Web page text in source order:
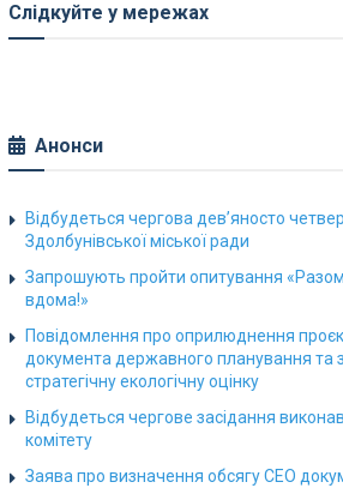
Слідкуйте у мережах
Анонси
Відбудеться чергова дев’яносто
Здолбунівської міської ради
Запрошують пройти опитування
вдома!»
Повідомлення про оприлюднення
документа державного планування та
стратегічну екологічну оцінку
Відбудеться чергове засідання
комітету
Заява про визначення обсягу СЕО